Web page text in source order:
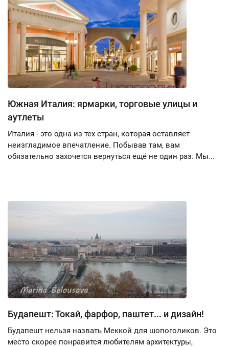
Южная Италия: ярмарки, торговые улицы и
аутлеты
Италия - это одна из тех стран, которая оставляет
неизгладимое впечатление. Побывав там, вам
обязательно захочется вернуться ещё не один раз. Мы...
Будапешт: Токай, фарфор, паштет... и дизайн!
Будапешт нельзя назвать Меккой для шопоголиков. Это
место скорее понравится любителям архитектуры,